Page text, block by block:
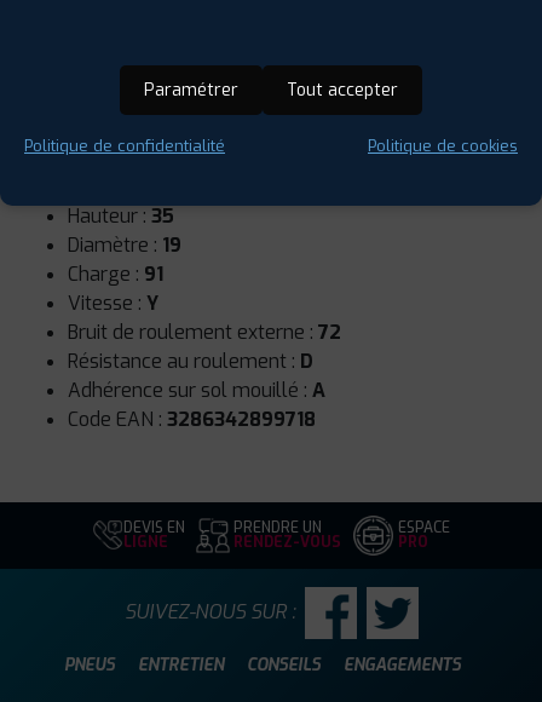
Runflat :Non
Hauteur : 35
Diamètre : 19
Charge : 91
Vitesse : Y
Bruit de roulement externe : 72
Résistance au roulement : D
Adhérence sur sol mouillé : A
Code EAN : 3286342899718
DEVIS EN
LIGNE
PRENDRE UN
RENDEZ-VOUS
ESPACE
PRO
PNEUS ENTRETIEN CONSEILS ENGAGEMENTS
SUIVEZ-NOUS SUR :
Paramétrer Tout accepter
Politique de confidentialité Politique de cookies